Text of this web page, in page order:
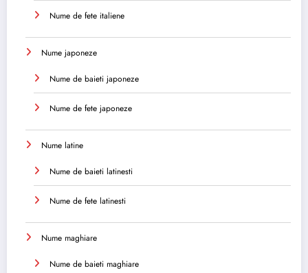
Nume de fete italiene
Nume japoneze
Nume de baieti japoneze
Nume de fete japoneze
Nume latine
Nume de baieti latinesti
Nume de fete latinesti
Nume maghiare
Nume de baieti maghiare